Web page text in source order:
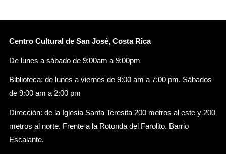
Centro Cultural de San José, Costa Rica
De lunes a sábado de 9:00am a 9:00pm
Biblioteca: de lunes a viernes de 9:00 am a 7:00 pm. Sábados
de 9:00 am a 2:00 pm
Dirección: de la Iglesia Santa Teresita 200 metros al este y 200
metros al norte. Frente a la Rotonda del Farolito. Barrio
Escalante.